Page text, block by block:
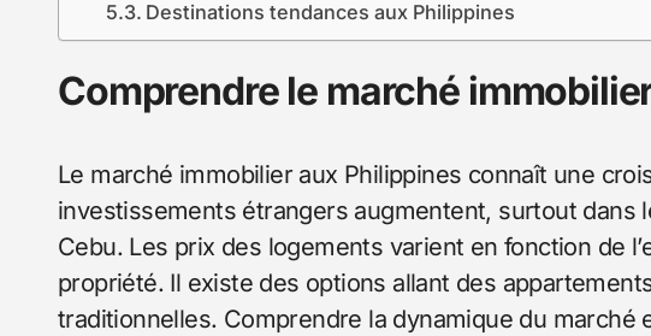
Destinations tendances aux Philippines
Comprendre le marché
Le marché immobilier aux Philippines connaît une
investissements étrangers augmentent, surtout dans
Cebu. Les prix des logements varient en fonction de
propriété. Il existe des options allant des
traditionnelles. Comprendre la dynamique du marché